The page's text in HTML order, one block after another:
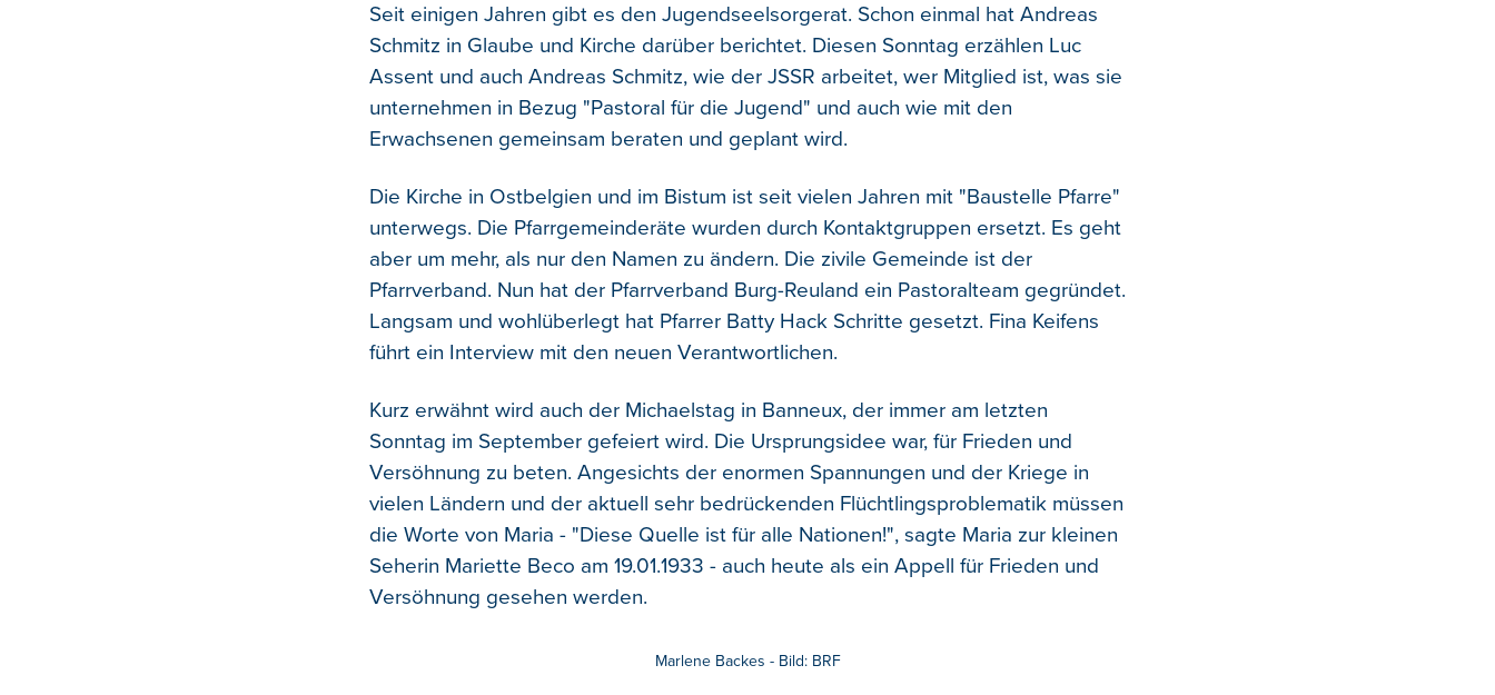
Seit einigen Jahren gibt es den Jugendseelsorgerat. Schon einmal hat Andreas
Schmitz in Glaube und Kirche darüber berichtet. Diesen Sonntag erzählen Luc
Assent und auch Andreas Schmitz, wie der JSSR arbeitet, wer Mitglied ist, was sie
unternehmen in Bezug "Pastoral für die Jugend" und auch wie mit den
Erwachsenen gemeinsam beraten und geplant wird.
Die Kirche in Ostbelgien und im Bistum ist seit vielen Jahren mit "Baustelle Pfarre"
unterwegs. Die Pfarrgemeinderäte wurden durch Kontaktgruppen ersetzt. Es geht
aber um mehr, als nur den Namen zu ändern. Die zivile Gemeinde ist der
Pfarrverband. Nun hat der Pfarrverband Burg-Reuland ein Pastoralteam gegründet.
Langsam und wohlüberlegt hat Pfarrer Batty Hack Schritte gesetzt. Fina Keifens
führt ein Interview mit den neuen Verantwortlichen.
Kurz erwähnt wird auch der Michaelstag in Banneux, der immer am letzten
Sonntag im September gefeiert wird. Die Ursprungsidee war, für Frieden und
Versöhnung zu beten. Angesichts der enormen Spannungen und der Kriege in
vielen Ländern und der aktuell sehr bedrückenden Flüchtlingsproblematik müssen
die Worte von Maria - "Diese Quelle ist für alle Nationen!", sagte Maria zur kleinen
Seherin Mariette Beco am 19.01.1933 - auch heute als ein Appell für Frieden und
Versöhnung gesehen werden.
Marlene Backes - Bild: BRF